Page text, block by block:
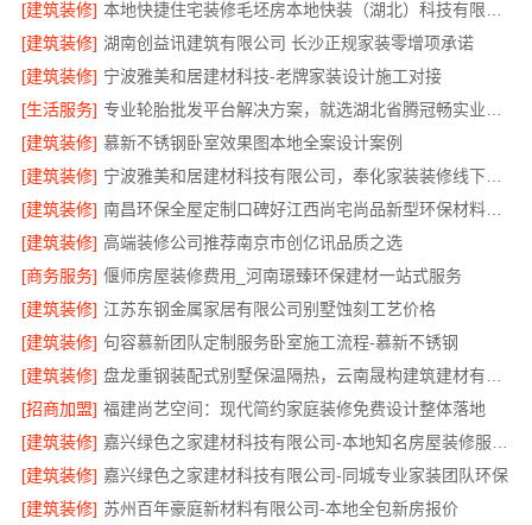
[建筑装修]
[建筑装修] 湖南创益讯建筑有限公司 长沙正规家装零增项承诺
[建筑装修] 宁波雅美和居建材科技-老牌家装设计施工对接
[生活服务]
[建筑装修] 慕新不锈钢卧室效果图本地全案设计案例
[建筑装修]
宁波雅美和居建材科技有限公司，奉化家装装修线下门店地址
[建筑装修]
南昌环保全屋定制口碑好江西尚宅尚品新型环保材料有限公司
[建筑装修] 高端装修公司推荐南京市创亿讯品质之选
[商务服务] 偃师房屋装修费用_河南璟臻环保建材一站式服务
[建筑装修] 江苏东钢金属家居有限公司别墅蚀刻工艺价格
[建筑装修] 句容慕新团队定制服务卧室施工流程-慕新不锈钢
[建筑装修]
[招商加盟] 福建尚艺空间：现代简约家庭装修免费设计整体落地
[建筑装修]
[建筑装修] 嘉兴绿色之家建材科技有限公司-同城专业家装团队环保
[建筑装修] 苏州百年豪庭新材料有限公司-本地全包新房报价